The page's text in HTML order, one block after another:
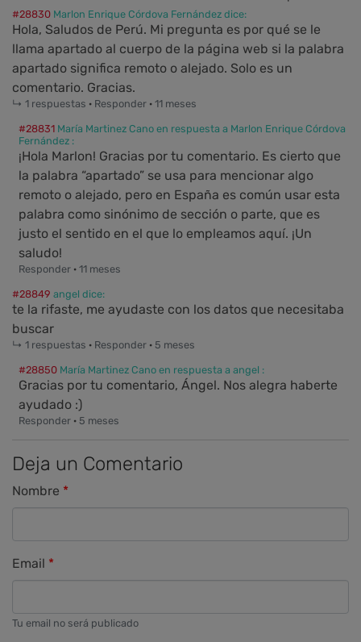
#28830 Marlon Enrique Córdova Fernández dice:
Hola, Saludos de Perú. Mi pregunta es por qué se le
llama apartado al cuerpo de la página web si la palabra
apartado significa remoto o alejado. Solo es un
comentario. Gracias.
↳ 1 respuestas · Responder · 11 meses
#28831 María Martinez Cano en respuesta a Marlon Enrique Córdova
Fernández :
¡Hola Marlon! Gracias por tu comentario. Es cierto que
la palabra “apartado” se usa para mencionar algo
remoto o alejado, pero en España es común usar esta
palabra como sinónimo de sección o parte, que es
justo el sentido en el que lo empleamos aquí. ¡Un
saludo!
Responder · 11 meses
#28849 angel dice:
te la rifaste, me ayudaste con los datos que necesitaba
buscar
↳ 1 respuestas · Responder · 5 meses
#28850 María Martinez Cano en respuesta a angel :
Gracias por tu comentario, Ángel. Nos alegra haberte
ayudado :)
Responder · 5 meses
Deja un Comentario
Nombre
Email
Tu email no será publicado